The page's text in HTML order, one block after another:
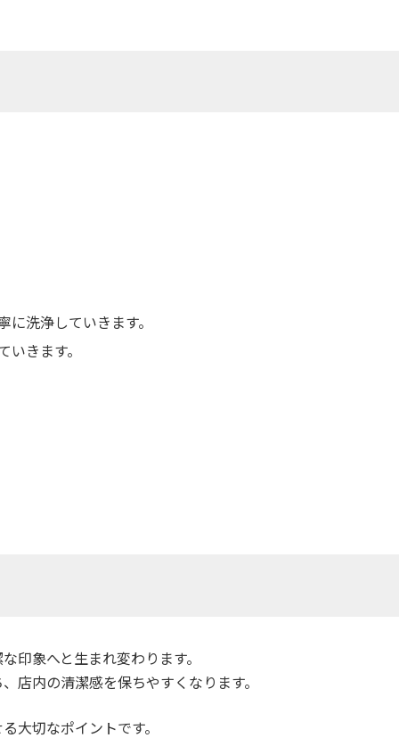
洗浄していきます。
きます。
印象へと生まれ変わります。
店内の清潔感を保ちやすくなります。
大切なポイントです。